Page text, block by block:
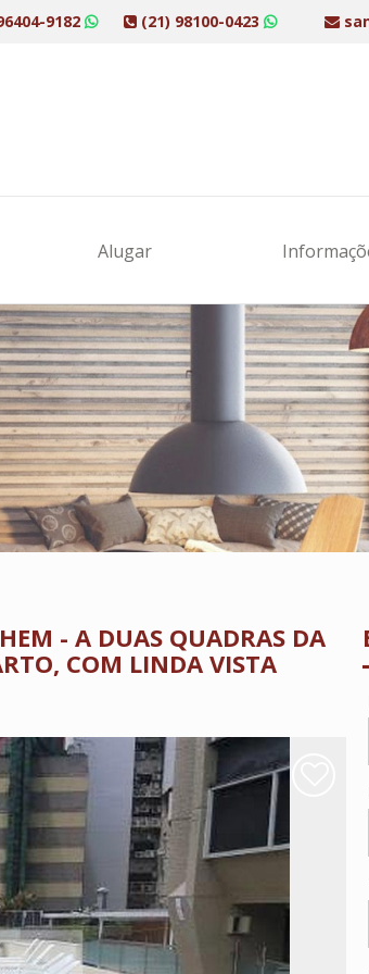
9182 (21) 98100-0423
Alugar
- A DUAS QUADRAS DA
COM LINDA VISTA